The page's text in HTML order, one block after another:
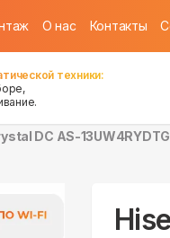
О нас Контакты
техники:
DC AS-